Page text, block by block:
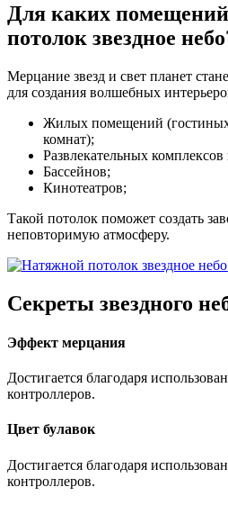
Для каких помещений
потолок звездное
Мерцание звезд и свет планет
для создания волшебных
Жилых помещений
комнат);
Развлекательных
Бассейнов;
Кинотеатров;
Такой потолок поможет создать
неповторимую атмосферу.
Секреты звездного
Эффект мерцания
Достигается благодаря
контроллеров.
Цвет булавок
Достигается благодаря
контроллеров.